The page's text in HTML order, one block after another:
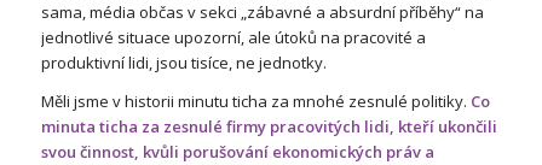
sama, média občas v sekci „zábavné a absurdní příběhy“ na
jednotlivé situace upozorní, ale útoků na pracovité a
produktivní lidi, jsou tisíce, ne jednotky.
Měli jsme v historii minutu ticha za mnohé zesnulé politiky. Co
minuta ticha za zesnulé firmy pracovitých lidi, kteří ukončili
svou činnost, kvůli porušování ekonomických práv a